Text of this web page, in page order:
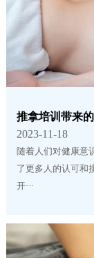
推拿培训带来
2023-11-18
随着人们对健康意
了更多人的认可和
开···